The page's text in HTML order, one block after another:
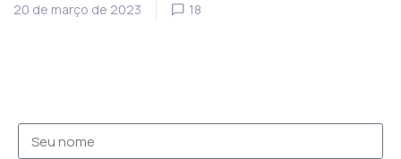
20 de março de 2023 18